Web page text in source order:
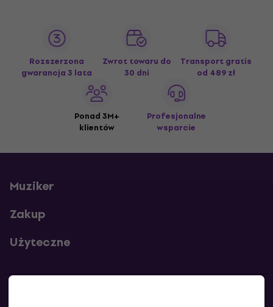
Rozszerzona
gwarancja 3 lata
Zwrot towaru do
30 dni
Transport gratis
od 489 zł
Ponad 3M+
klientów
Profesjonalne
wsparcie
Muziker
Zakup
Użyteczne